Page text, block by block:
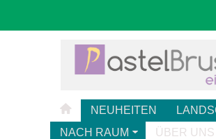
NEUHEITEN
NACH RAUM
ÜBER UNS